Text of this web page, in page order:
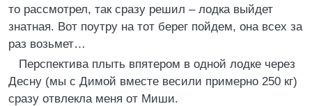
то рассмотрел, так сразу решил – лодка выйдет
знатная. Вот поутру на тот берег пойдем, она всех за
раз возьмет…
Перспектива плыть впятером в одной лодке через
Десну (мы с Димой вместе весили примерно 250 кг)
сразу отвлекла меня от Миши.